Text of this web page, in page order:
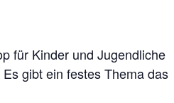
für Kinder und Jugendliche
gibt ein festes Thema das